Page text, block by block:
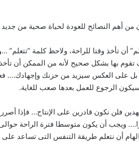
من أهم النصائح للعودة لحياة صحية من
أن تأخذ وقتا للراحة، ولاحظ كلمة “تتعلم”
بها بشكل صحيح لأنه من الممكن أن
على العكس سيزيد من حزنك وإجهادك….
الرجوع للعمل بعدها صعب للغاية.
فلن نكون قادرين على الإنتاج… فإذا
أن نتعلم طريقة التنفس التى تساعد على